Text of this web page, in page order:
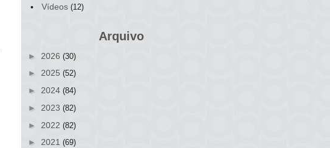
Vídeos (12)
Arquivo
► 2026 (30)
► 2025 (52)
► 2024 (84)
► 2023 (82)
► 2022 (82)
► 2021 (69)